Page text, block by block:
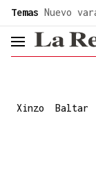
Temas Nuevo
Xinzo Baltar